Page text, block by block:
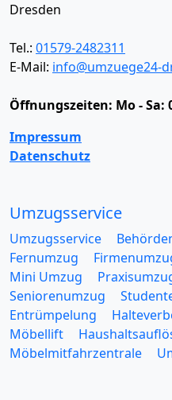
Dresden
Tel.: 01579-2482311
E-Mail: info@umzuege24-
Öffnungszeiten: Mo - Sa:
Impressum
Datenschutz
Umzugsservice
Umzugsservice
Fernumzug
Mini Umzug
Seniorenumzug
Entrümpelung
Möbellift
Möbelmitfahrzentrale